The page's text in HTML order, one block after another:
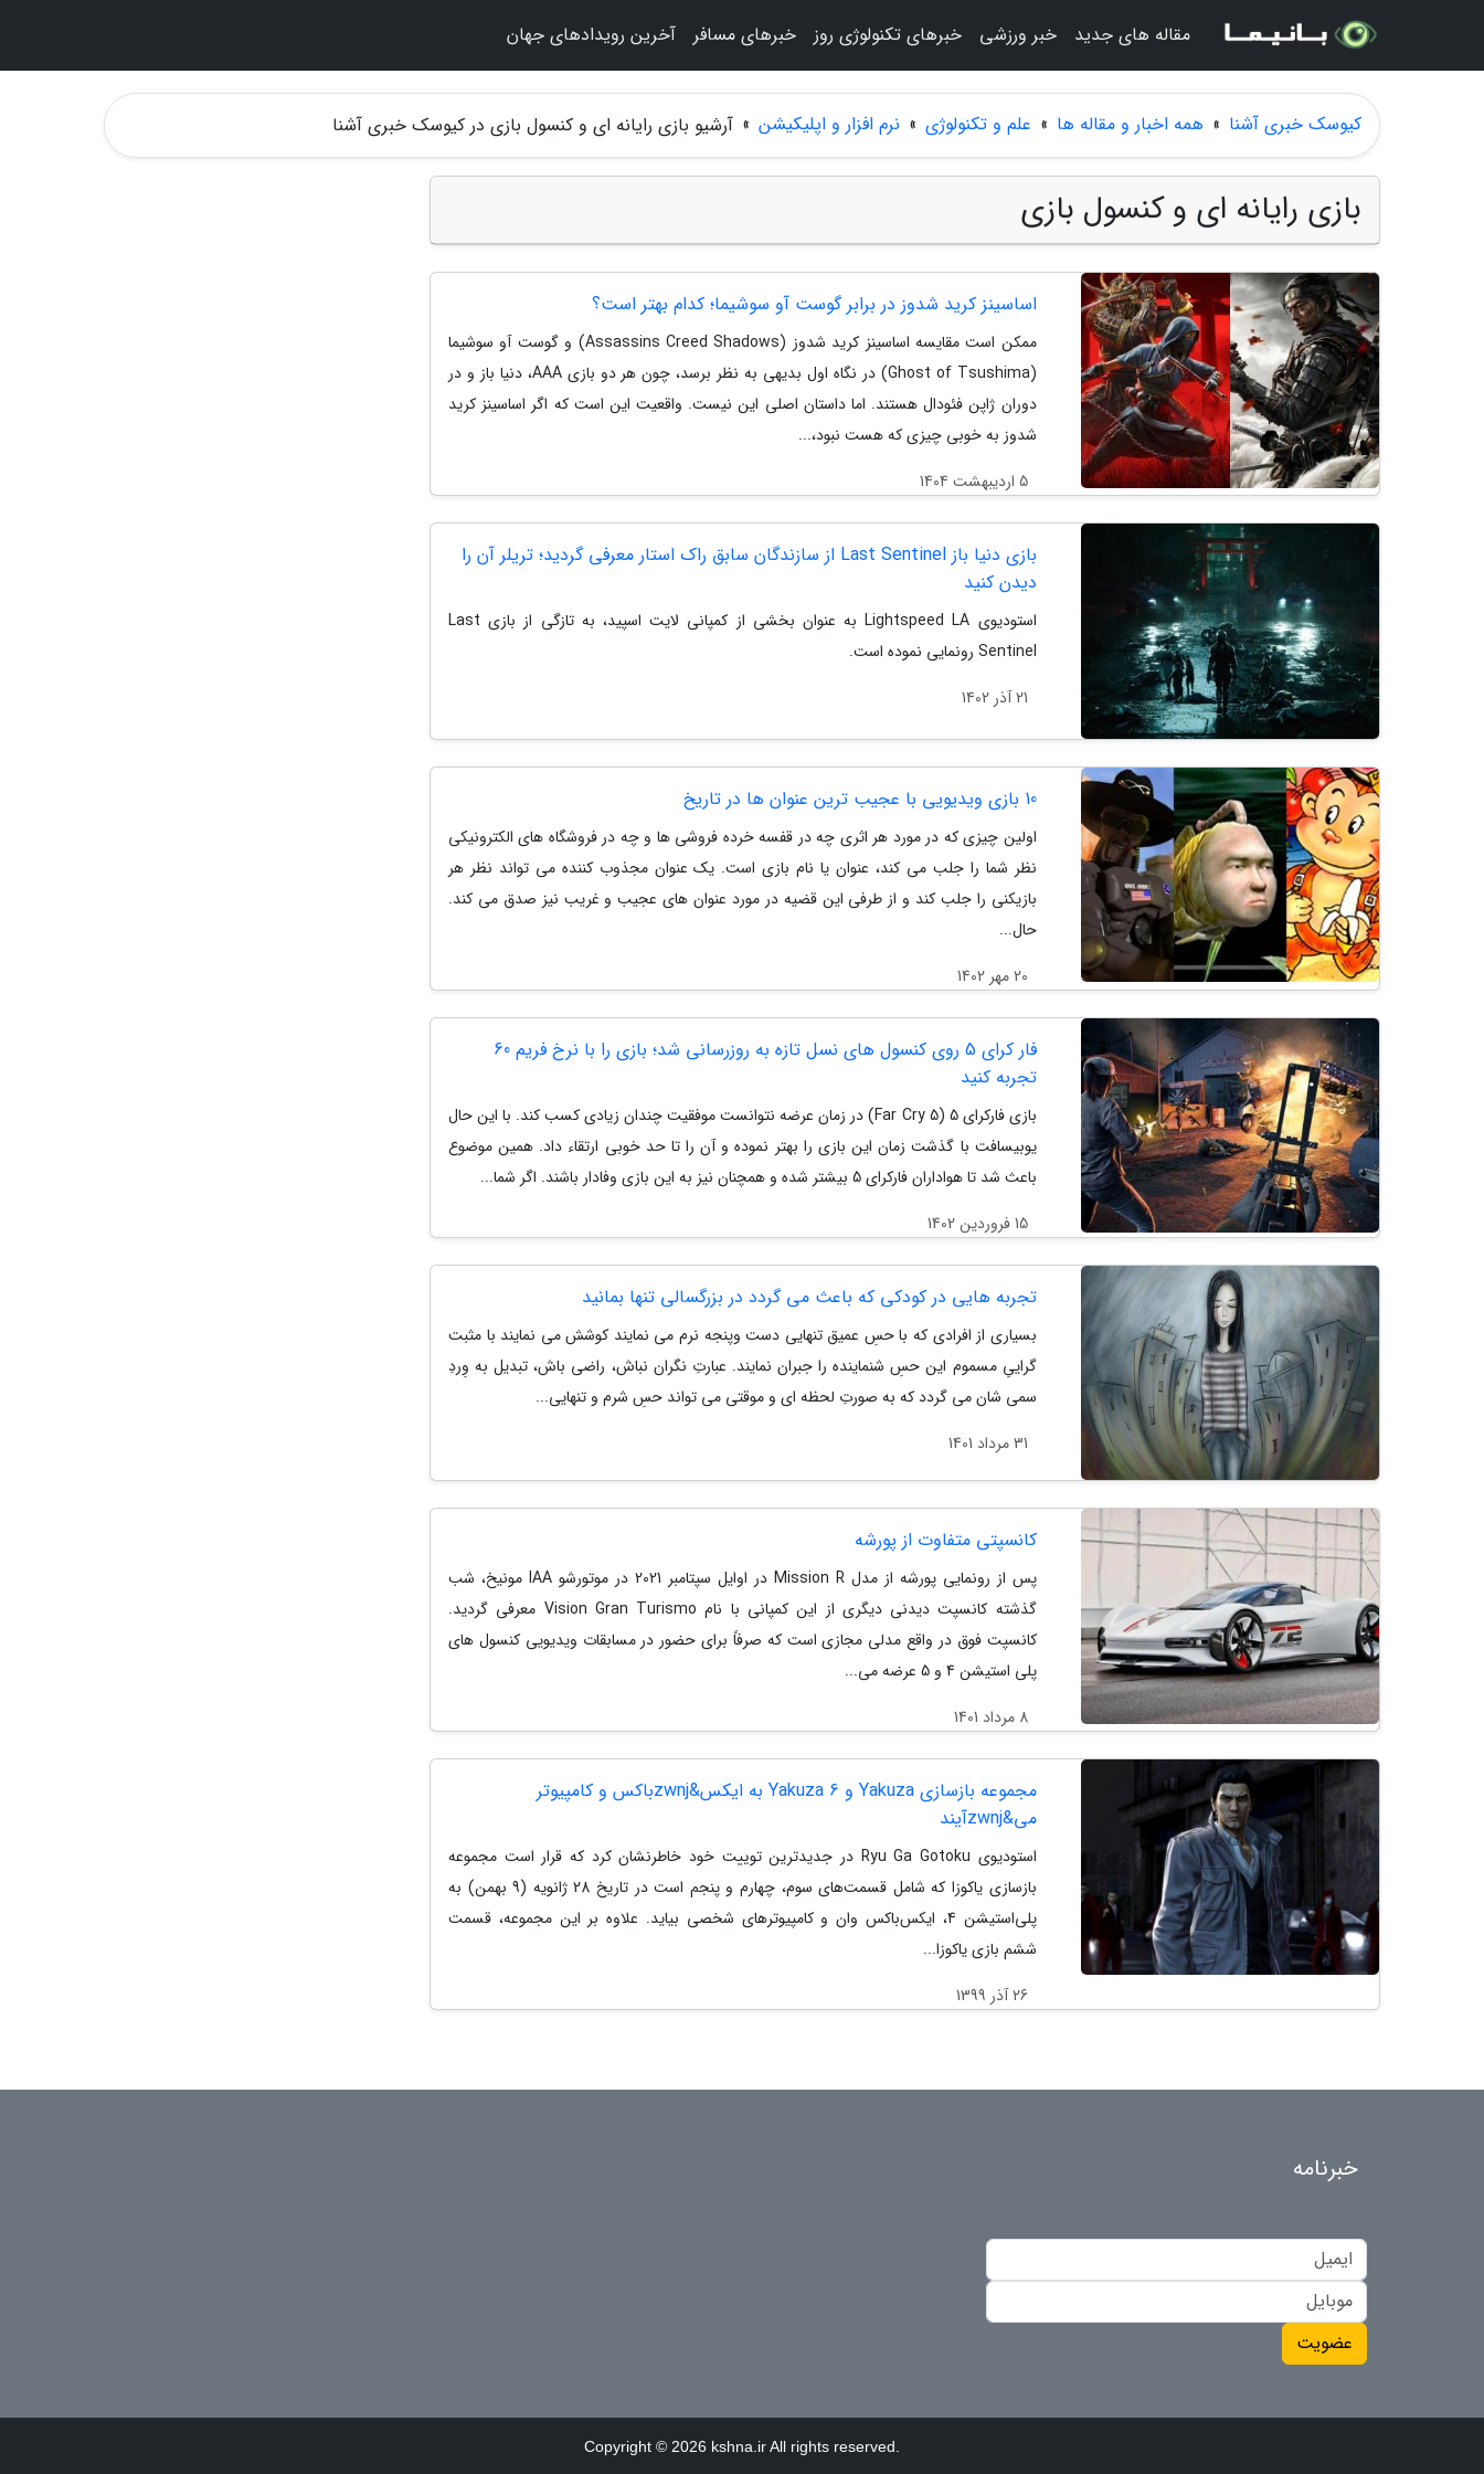
کیوسک خبری آشنا » همه اخبار و مقاله ها » علم و تکنولوژی » نرم افزار و اپلیکیشن » آرشیو بازی رایانه ای و کنسول بازی در کیوسک خبری آشنا
بازی رایانه ای و کنسول بازی
اساسینز کرید شدوز در برابر گوست آو سوشیما؛ کدام بهتر است؟
ممکن است مقایسه اساسینز کرید شدوز (Assassins Creed Shadows) و گوست آو سوشیما
(Ghost of Tsushima) در نگاه اول بدیهی به نظر برسد، چون هر دو بازی AAA، دنیا باز و در
دوران ژاپن فئودال هستند. اما داستان اصلی این نیست. واقعیت این است که اگر اساسینز کرید
شدوز به خوبی چیزی که هست نبود،...
5 اردیبهشت 1404
بازی دنیا باز Last Sentinel از سازندگان سابق راک استار معرفی گردید؛ تریلر آن را
دیدن کنید
استودیوی Lightspeed LA به عنوان بخشی از کمپانی لایت اسپید، به تازگی از بازی Last
Sentinel رونمایی نموده است.
21 آذر 1402
10 بازی ویدیویی با عجیب ترین عنوان ها در تاریخ
اولین چیزی که در مورد هر اثری چه در قفسه خرده فروشی ها و چه در فروشگاه های الکترونیکی
نظر شما را جلب می کند، عنوان یا نام بازی است. یک عنوان مجذوب کننده می تواند نظر هر
بازیکنی را جلب کند و از طرفی این قضیه در مورد عنوان های عجیب و غریب نیز صدق می کند.
حال...
20 مهر 1402
فار کرای 5 روی کنسول های نسل تازه به روزرسانی شد؛ بازی را با نرخ فریم 60
تجربه کنید
بازی فارکرای 5 (Far Cry 5) در زمان عرضه نتوانست موفقیت چندان زیادی کسب کند. با این حال
یوبیسافت با گذشت زمان این بازی را بهتر نموده و آن را تا حد خوبی ارتقاء داد. همین موضوع
باعث شد تا هواداران فارکرای 5 بیشتر شده و همچنان نیز به این بازی وفادار باشند. اگر شما...
15 فروردین 1402
تجربه هایی در کودکی که باعث می گردد در بزرگسالی تنها بمانید
بسیاری از افرادی که با حسِ عمیق تنهایی دست وپنجه نرم می نمایند کوشش می نمایند با مثبت
گراییِ مسموم این حسِ شنماینده را جبران نمایند. عبارتِ نگران نباش، راضی باش، تبدیل به وِردِ
سمی شان می گردد که به صورتِ لحظه ای و موقتی می تواند حسِ شرم و تنهایی...
31 مرداد 1401
کانسپتی متفاوت از پورشه
پس از رونمایی پورشه از مدل Mission R در اوایل سپتامبر 2021 در موتورشو IAA مونیخ، شب
گذشته کانسپت دیدنی دیگری از این کمپانی با نام Vision Gran Turismo معرفی گردید.
کانسپت فوق در واقع مدلی مجازی است که صرفاً برای حضور در مسابقات ویدیویی کنسول های
پلی استیشن 4 و 5 عرضه می...
8 مرداد 1401
مجموعه بازسازی Yakuza و Yakuza 6 به ایکس&zwnjباکس و کامپیوتر
می&zwnjآیند
استودیوی Ryu Ga Gotoku در جدیدترین توییت خود خاطرنشان کرد که قرار است مجموعه
بازسازی یاکوزا که شامل قسمت‌های سوم، چهارم و پنجم است در تاریخ 28 ژانویه (9 بهمن) به
پلی‌استیشن 4، ایکس‌باکس وان و کامپیوترهای شخصی بیاید. علاوه بر این مجموعه،‌ قسمت
ششم بازی یاکوزا...
26 آذر 1399
مقاله های جدید خبر ورزشی خبرهای تکنولوژی روز خبرهای مسافر آخرین رویدادهای جهان
خبرنامه
عضویت
Copyright © 2026 kshna.ir All rights reserved.